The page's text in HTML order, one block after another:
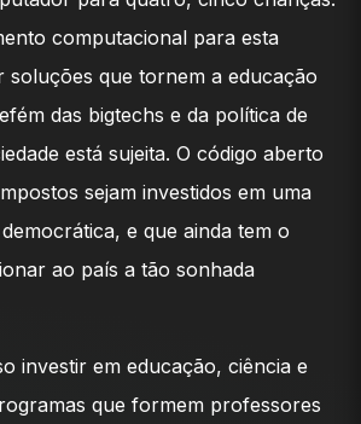
computacional para esta
soluções que tornem a educação
das bigtechs e da política de
está sujeita. O código aberto
sejam investidos em uma
e que ainda tem o
ao país a tão sonhada
investir em educação, ciência e
que formem professores